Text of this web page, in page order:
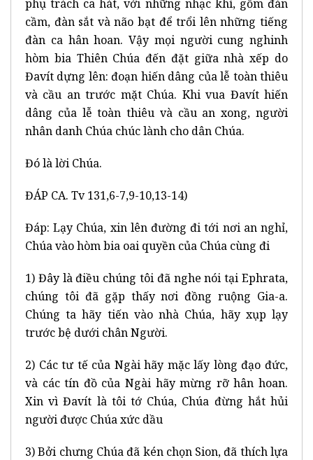
phụ trách ca hát, với những nhạc khí, gồm đàn
cầm, đàn sắt và não bạt để trổi lên những tiếng
đàn ca hân hoan. Vậy mọi người cung nghinh
hòm bia Thiên Chúa đến đặt giữa nhà xếp do
Đavít dựng lên: đoạn hiến dâng của lễ toàn thiêu
và cầu an trước mặt Chúa. Khi vua Đavít hiến
dâng của lễ toàn thiêu và cầu an xong, người
nhân danh Chúa chúc lành cho dân Chúa.
Đó là lời Chúa.
ĐÁP CA. Tv 131,6-7,9-10,13-14)
Đáp: Lạy Chúa, xin lên đường đi tới nơi an nghỉ,
Chúa vào hòm bia oai quyền của Chúa cùng đi
1) Đây là điều chúng tôi đã nghe nói tại Ephrata,
chúng tôi đã gặp thấy nơi đồng ruộng Gia-a.
Chúng ta hãy tiến vào nhà Chúa, hãy xụp lạy
trước bệ dưới chân Người.
2) Các tư tế của Ngài hãy mặc lấy lòng đạo đức,
và các tín đồ của Ngài hãy mừng rỡ hân hoan.
Xin vì Đavít là tôi tớ Chúa, Chúa đừng hắt hủi
người được Chúa xức dầu
3) Bởi chưng Chúa đã kén chọn Sion, đã thích lựa